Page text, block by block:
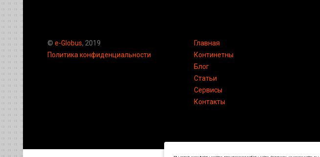
© e-Globus, 2019
Политика конфиденциальности
Главная
Континетны
Блог
Статьи
Сервисы
Контакты